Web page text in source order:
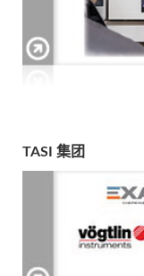
TASI 集团